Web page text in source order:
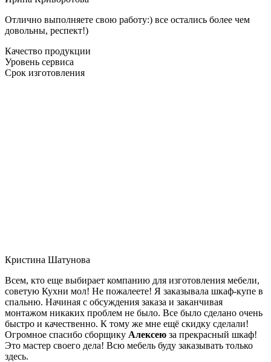
Отлично выполняете свою работу:) все остались более чем
довольны, респект!)
Качество продукции
Уровень сервиса
Срок изготовления
Кристина Шатунова
Всем, кто еще выбирает компанию для изготовления мебели,
советую Кухни мол! Не пожалеете! Я заказывала шкаф-купе в
спальню. Начиная с обсуждения заказа и заканчивая
монтажом никаких проблем не было. Все было сделано очень
быстро и качественно. К тому же мне ещё скидку сделали!
Огромное спасибо сборщику Алексею за прекрасный шкаф!
Это мастер своего дела! Всю мебель буду заказывать только
здесь.